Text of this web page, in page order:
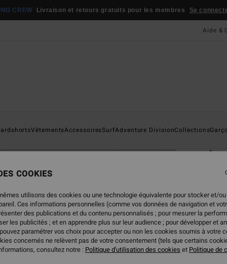
CREW Livraison et retours gratuits pour les membres Se
Aide &
VêtementsAccessoiresSurfAdventure DivisionCollections
T-
COOKIES
utilisons des cookies ou une technologie équivalente pour stocker et/
Ces informations personnelles (comme vos données de navigation et
des publications et du contenu personnalisés ; pour mesurer la
les publicités ; et en apprendre plus sur leur audience ; pour développer et
paramétrer vos choix pour accepter ou non les cookies soumis à votre
concernés ne relèvent pas de votre consentement (tels que certains
consultez notre : Politique d'utilisation des cookies et Politique de